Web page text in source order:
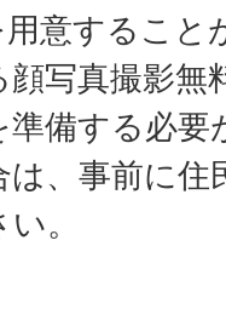
用意するこ
写真撮影無
準備する必
、事前に住
。